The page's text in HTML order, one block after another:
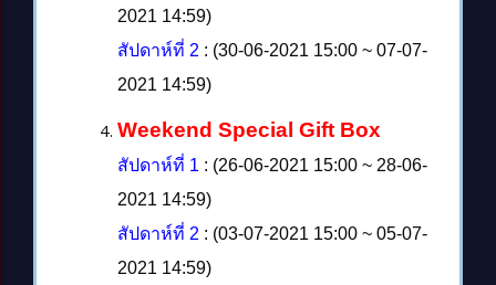
2021 14:59)
สัปดาห์ที่ 2 : (30-06-2021 15:00 ~ 07-07-
2021 14:59)
Weekend Special Gift Box
สัปดาห์ที่ 1 : (26-06-2021 15:00 ~ 28-06-
2021 14:59)
สัปดาห์ที่ 2 : (03-07-2021 15:00 ~ 05-07-
2021 14:59)